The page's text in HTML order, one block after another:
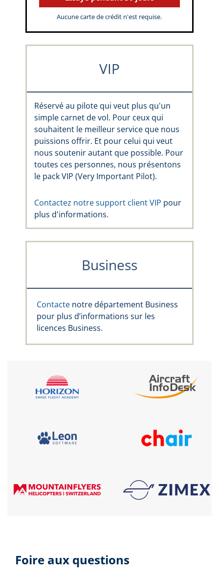
Aucune carte de crédit n'est requise.
VIP
Réservé au pilote qui veut plus qu'un
simple carnet de vol. Pour ceux qui
souhaitent le meilleur service que nous
puissions offrir. Et pour celui qui veut
nous soutenir autant que possible. Pour
toutes ces personnes, nous présentons
le pack VIP (Very Important Pilot).
Contactez notre support client VIP pour
plus d'informations.
Business
Contacte notre département Business
pour plus d’informations sur les
licences Business.
Foire aux questions